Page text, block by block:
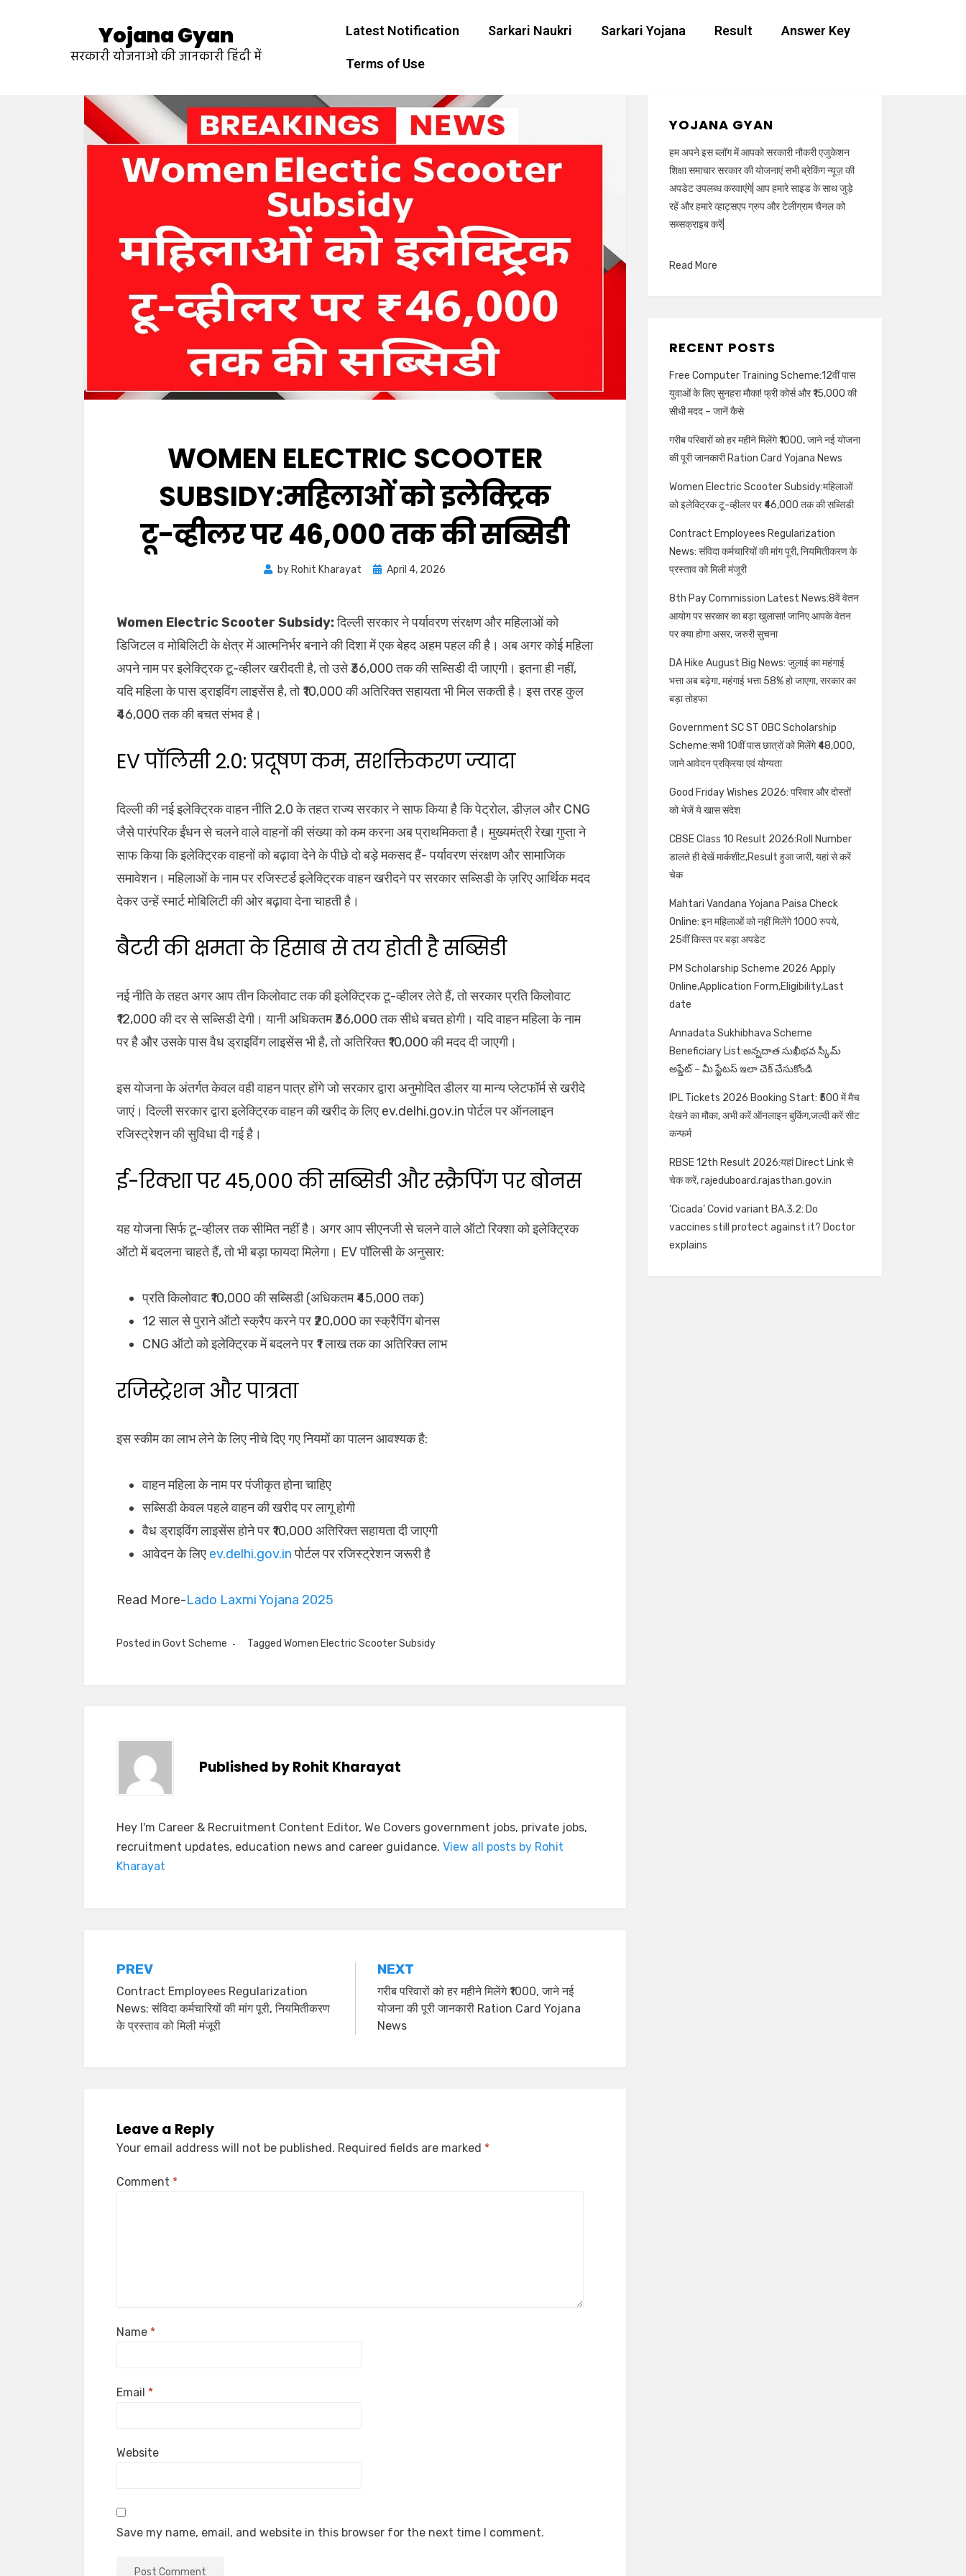
Yojana Gyan
सरकारी योजनाओ की जानकारी हिंदी में
Latest Notification Sarkari Naukri Sarkari Yojana Result Answer Key
Terms of Use
WOMEN ELECTRIC SCOOTER
SUBSIDY:महिलाओं को इलेक्ट्रिक
टू-व्हीलर पर ₹46,000 तक की सब्सिडी
by Rohit Kharayat April 4, 2026
Women Electric Scooter Subsidy:दिल्ली सरकार ने पर्यावरण संरक्षण और महिलाओं को
डिजिटल व मोबिलिटी के क्षेत्र में आत्मनिर्भर बनाने की दिशा में एक बेहद अहम पहल की है। अब अगर कोई महिला
अपने नाम पर इलेक्ट्रिक टू-व्हीलर खरीदती है, तो उसे ₹36,000 तक की सब्सिडी दी जाएगी। इतना ही नहीं,
यदि महिला के पास ड्राइविंग लाइसेंस है, तो ₹10,000 की अतिरिक्त सहायता भी मिल सकती है। इस तरह कुल
₹46,000 तक की बचत संभव है।
EV पॉलिसी 2.0: प्रदूषण कम, सशक्तिकरण ज्यादा
दिल्ली की नई इलेक्ट्रिक वाहन नीति 2.0 के तहत राज्य सरकार ने साफ किया है कि पेट्रोल, डीज़ल और CNG
जैसे पारंपरिक ईंधन से चलने वाले वाहनों की संख्या को कम करना अब प्राथमिकता है। मुख्यमंत्री रेखा गुप्ता ने
साफ किया कि इलेक्ट्रिक वाहनों को बढ़ावा देने के पीछे दो बड़े मकसद हैं- पर्यावरण संरक्षण और सामाजिक
समावेशन। महिलाओं के नाम पर रजिस्टर्ड इलेक्ट्रिक वाहन खरीदने पर सरकार सब्सिडी के ज़रिए आर्थिक मदद
देकर उन्हें स्मार्ट मोबिलिटी की ओर बढ़ावा देना चाहती है।
बैटरी की क्षमता के हिसाब से तय होती है सब्सिडी
नई नीति के तहत अगर आप तीन किलोवाट तक की इलेक्ट्रिक टू-व्हीलर लेते हैं, तो सरकार प्रति किलोवाट
₹12,000 की दर से सब्सिडी देगी। यानी अधिकतम ₹36,000 तक सीधे बचत होगी। यदि वाहन महिला के नाम
पर है और उसके पास वैध ड्राइविंग लाइसेंस भी है, तो अतिरिक्त ₹10,000 की मदद दी जाएगी।
इस योजना के अंतर्गत केवल वही वाहन पात्र होंगे जो सरकार द्वारा अनुमोदित डीलर या मान्य प्लेटफॉर्म से खरीदे
जाएं। दिल्ली सरकार द्वारा इलेक्ट्रिक वाहन की खरीद के लिए ev.delhi.gov.in पोर्टल पर ऑनलाइन
रजिस्ट्रेशन की सुविधा दी गई है।
ई-रिक्शा पर ₹45,000 की सब्सिडी और स्क्रैपिंग पर बोनस
यह योजना सिर्फ टू-व्हीलर तक सीमित नहीं है। अगर आप सीएनजी से चलने वाले ऑटो रिक्शा को इलेक्ट्रिक
ऑटो में बदलना चाहते हैं, तो भी बड़ा फायदा मिलेगा। EV पॉलिसी के अनुसार:
प्रति किलोवाट ₹10,000 की सब्सिडी (अधिकतम ₹45,000 तक)
12 साल से पुराने ऑटो स्क्रैप करने पर ₹20,000 का स्क्रैपिंग बोनस
CNG ऑटो को इलेक्ट्रिक में बदलने पर ₹1 लाख तक का अतिरिक्त लाभ
रजिस्ट्रेशन और पात्रता
इस स्कीम का लाभ लेने के लिए नीचे दिए गए नियमों का पालन आवश्यक है:
वाहन महिला के नाम पर पंजीकृत होना चाहिए
सब्सिडी केवल पहले वाहन की खरीद पर लागू होगी
वैध ड्राइविंग लाइसेंस होने पर ₹10,000 अतिरिक्त सहायता दी जाएगी
आवेदन के लिए ev.delhi.gov.inपोर्टल पर रजिस्ट्रेशन जरूरी है
Read More-Lado Laxmi Yojana 2025
Posted in Govt Scheme Tagged Women Electric Scooter Subsidy
Published byRohit Kharayat
Hey I'm Career & Recruitment Content Editor, We Covers government jobs, private jobs,
recruitment updates, education news and career guidance. View all posts by Rohit
Kharayat
PREV
Contract Employees Regularization
News: संविदा कर्मचारियों की मांग पूरी, नियमितीकरण
के प्रस्ताव को मिली मंजूरी
NEXT
गरीब परिवारों को हर महीने मिलेंगे ₹1000, जाने नई
योजना की पूरी जानकारी Ration Card Yojana
News
Leave a Reply
Your email address will not be published. Required fields are marked *
Comment *
Name *
Email *
Website
Save my name, email, and website in this browser for the next time I comment.
YOJANA GYAN
हम अपने इस ब्लॉग में आपको सरकारी नौकरी एजुकेशन
शिक्षा समाचार सरकार की योजनाएं सभी ब्रेकिंग न्यूज़ की
अपडेट उपलब्ध करवाएंगे| आप हमारे साइड के साथ जुड़े
रहें और हमारे व्हाट्सएप ग्रुप और टेलीग्राम चैनल को
सब्सक्राइब करें|
Read More
RECENT POSTS
Free Computer Training Scheme:12वीं पास
युवाओं के लिए सुनहरा मौका! फ्री कोर्स और ₹15,000 की
सीधी मदद – जानें कैसे
गरीब परिवारों को हर महीने मिलेंगे ₹1000, जाने नई योजना
की पूरी जानकारी Ration Card Yojana News
Women Electric Scooter Subsidy:महिलाओं
को इलेक्ट्रिक टू-व्हीलर पर ₹46,000 तक की सब्सिडी
Contract Employees Regularization
News: संविदा कर्मचारियों की मांग पूरी, नियमितीकरण के
प्रस्ताव को मिली मंजूरी
8th Pay Commission Latest News:8वें वेतन
आयोग पर सरकार का बड़ा खुलासा! जानिए आपके वेतन
पर क्या होगा असर, जरुरी सुचना
DA Hike August Big News: जुलाई का महंगाई
भत्ता अब बढ़ेगा, महंगाई भत्ता 58% हो जाएगा, सरकार का
बड़ा तोहफा
Government SC ST OBC Scholarship
Scheme:सभी 10वीं पास छात्रों को मिलेंगे ₹48,000,
जाने आवेदन प्रक्रिया एवं योग्यता
Good Friday Wishes 2026: परिवार और दोस्तों
को भेजें ये खास संदेश
CBSE Class 10 Result 2026:Roll Number
डालते ही देखें मार्कशीट,Result हुआ जारी, यहां से करें
चेक
Mahtari Vandana Yojana Paisa Check
Online: इन महिलाओं को नहीं मिलेंगे 1000 रुपये,
25वीं किस्त पर बड़ा अपडेट
PM Scholarship Scheme 2026 Apply
Online,Application Form,Eligibility,Last
date
Annadata Sukhibhava Scheme
Beneficiary List:అన్నదాత సుఖీభవ స్కీమ్
అప్డేట్ – మీ స్టేటస్ ఇలా చెక్ చేసుకోండి
IPL Tickets 2026 Booking Start: ₹500 में मैच
देखने का मौका, अभी करें ऑनलाइन बुकिंग,जल्दी करें सीट
कन्फर्म
RBSE 12th Result 2026:यहां Direct Link से
चेक करें, rajeduboard.rajasthan.gov.in
‘Cicada’ Covid variant BA.3.2: Do
vaccines still protect against it? Doctor
explains